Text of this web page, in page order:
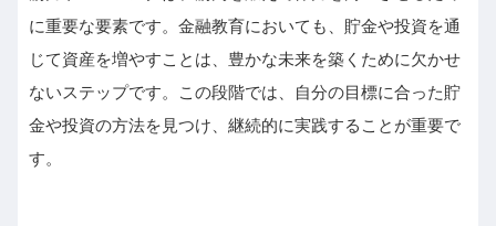
に重要な要素です。金融教育においても、貯金や投資を通
じて資産を増やすことは、豊かな未来を築くために欠かせ
ないステップです。この段階では、自分の目標に合った貯
金や投資の方法を見つけ、継続的に実践することが重要で
す。